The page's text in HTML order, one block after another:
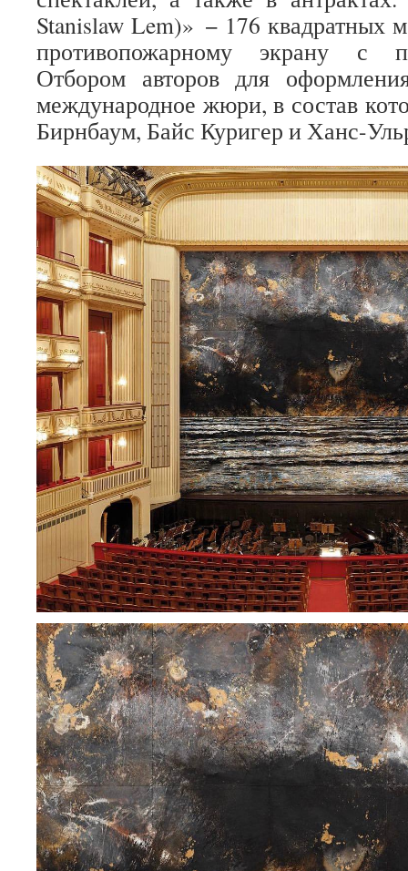
Stanislaw Lem)» − 176 квадратных
противопожарному экрану с
Отбором авторов для
международное жюри, в состав
Бирнбаум, Байс Куригер и Ханс-